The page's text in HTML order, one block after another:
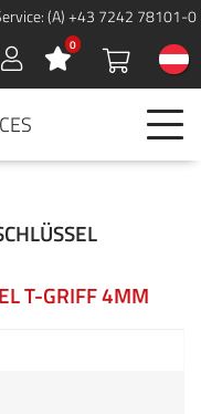
(A) +43 7242 78101-0
Sign in 0
T-GRIFF 4MM